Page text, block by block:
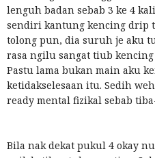
lenguh badan sebab 3 ke 4
sendiri kantung kencing drip
tolong pun, dia suruh je aku
rasa ngilu sangat tiub kencing
Pastu lama bukan main aku
ketidakselesaan itu. Sedih
ready mental fizikal sebab
Bila nak dekat pukul 4 okay